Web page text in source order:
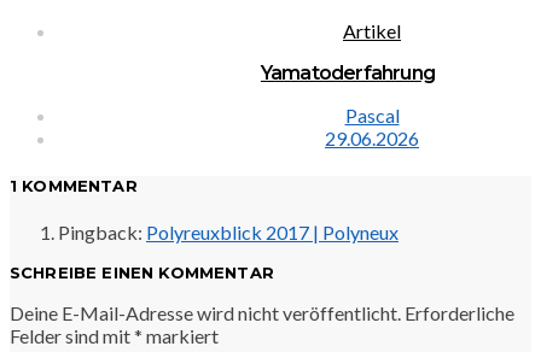
Artikel
Yamatoderfahrung
Pascal
29.06.2026
1 KOMMENTAR
Pingback: Polyreuxblick 2017 | Polyneux
SCHREIBE EINEN KOMMENTAR
Deine E-Mail-Adresse wird nicht veröffentlicht. Erforderliche
Felder sind mit* markiert